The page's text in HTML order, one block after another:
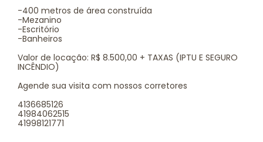
-400 metros de área construída
-Mezanino
-Escritório
-Banheiros
Valor de locação: R$ 8.500,00 + TAXAS (IPTU E SEGURO
INCÊNDIO)
Agende sua visita com nossos corretores
4136685126
41984062515
41998121771